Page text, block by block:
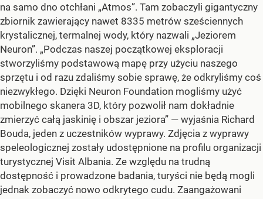
na samo dno otchłani „Atmos”. Tam zobaczyli gigantyczny
zbiornik zawierający nawet 8335 metrów sześciennych
krystalicznej, termalnej wody, który nazwali „Jeziorem
Neuron”. „Podczas naszej początkowej eksploracji
stworzyliśmy podstawową mapę przy użyciu naszego
sprzętu i od razu zdaliśmy sobie sprawę, że odkryliśmy coś
niezwykłego. Dzięki Neuron Foundation mogliśmy użyć
mobilnego skanera 3D, który pozwolił nam dokładnie
zmierzyć całą jaskinię i obszar jeziora” — wyjaśnia Richard
Bouda, jeden z uczestników wyprawy. Zdjęcia z wyprawy
speleologicznej zostały udostępnione na profilu organizacji
turystycznej Visit Albania. Ze względu na trudną
dostępność i prowadzone badania, turyści nie będą mogli
jednak zobaczyć nowo odkrytego cudu. Zaangażowani